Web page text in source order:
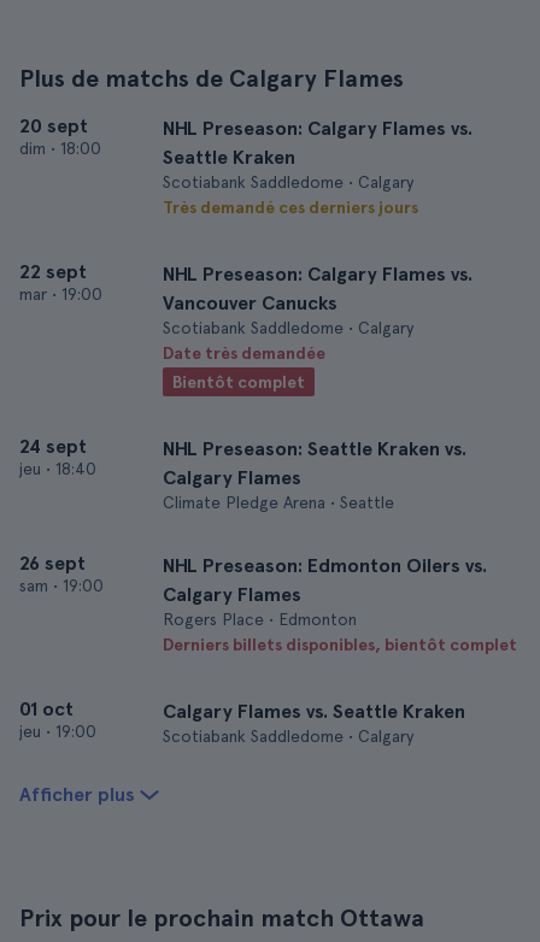
Plus de matchs de Calgary Flames
20 sept
dim • 18:00
NHL Preseason: Calgary Flames vs.
Seattle Kraken
Scotiabank Saddledome • Calgary
Très demandé ces derniers jours
22 sept
mar • 19:00
NHL Preseason: Calgary Flames vs.
Vancouver Canucks
Scotiabank Saddledome • Calgary
Date très demandée
Bientôt complet
24 sept
jeu • 18:40
NHL Preseason: Seattle Kraken vs.
Calgary Flames
Climate Pledge Arena • Seattle
26 sept
sam • 19:00
NHL Preseason: Edmonton Oilers vs.
Calgary Flames
Rogers Place • Edmonton
Derniers billets disponibles, bientôt complet
01 oct
jeu • 19:00
Calgary Flames vs. Seattle Kraken
Scotiabank Saddledome • Calgary
Afficher plus
Prix pour le prochain match Ottawa